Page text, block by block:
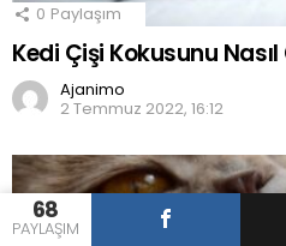
68
PAYLAŞIM
0 Paylaşım
Kedi Çişi Kokusunu
Ajanimo
2 Temmuz 2022, 16:12